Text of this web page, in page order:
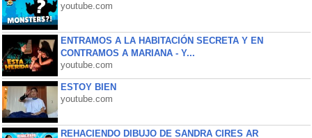
youtube.com
ENTRAMOS A LA HABITACIÓN SECRETA Y EN
CONTRAMOS A MARIANA - Y...
youtube.com
ESTOY BIEN
youtube.com
REHACIENDO DIBUJO DE SANDRA CIRES AR